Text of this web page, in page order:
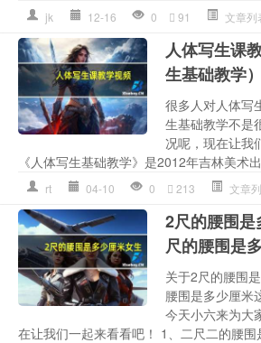
jk 12-16 0 91 文章列
人体写生课
生基础教学）
很多人对人体写
生基础教学不是
况呢，现在让我
《人体写生基础教学》是2012年吉林美术
rt 04-10 0 213 文章
2尺的腰围
尺的腰围是
关于2尺的腰围
腰围是多少厘米
今天小六来为大
在让我们一起来看看吧！ 1、二尺二的腰围